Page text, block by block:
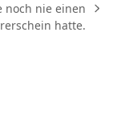
noch nie einen
hatte.